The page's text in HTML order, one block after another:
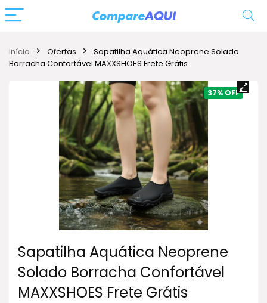
Início Ofertas
Sapatilha Aquática Neoprene Solado
Borracha Confortável MAXXSHOES Frete Grátis
37%
Sapatilha Aquática Neoprene
Solado Borracha Confortável
MAXXSHOES Frete Grátis